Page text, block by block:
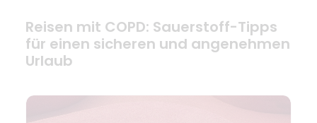
Reisen mit COPD: Sauerstoff-Tipps
für einen sicheren und angenehmen
Urlaub